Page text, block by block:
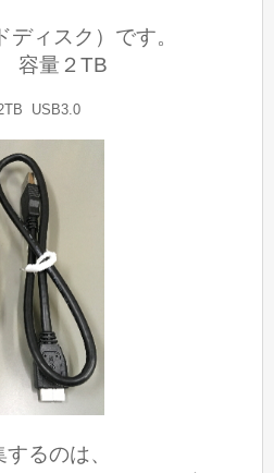
ィスク）です。
容量２TB
USB3.0
るのは、